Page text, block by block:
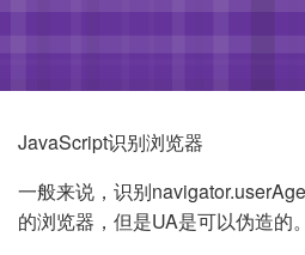
JavaScript识别浏览器
一般来说，识别
的浏览器，但是UA是可以伪造的。